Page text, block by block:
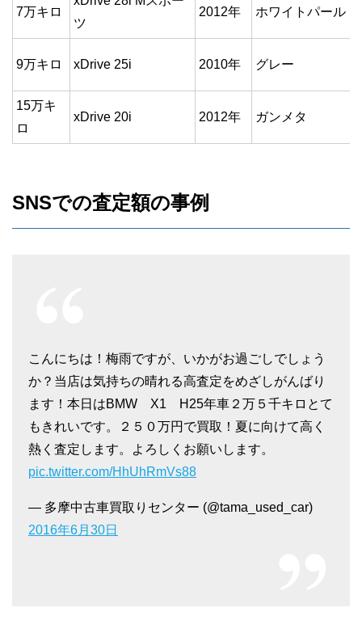
7万キロ
ツ
2012年 ホワイトパール
9万キロ xDrive 25i 2010年 グレー
15万キ
ロ
xDrive 20i 2012年 ガンメタ
SNSでの査定額の事例
こんにちは！梅雨ですが、いかがお過ごしでしょう
か？当店は気持ちの晴れる高査定をめざしがんばり
ます！本日はBMW X1 H25年車２万５千キロとて
もきれいです。２５０万円で買取！夏に向けて高く
熱く査定します。よろしくお願いします。
pic.twitter.com/HhUhRmVs88
— 多摩中古車買取りセンター (@tama_used_car)
2016年6月30日